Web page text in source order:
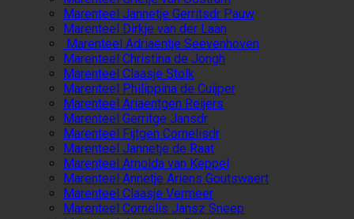
Marenteel Jannetje Gerritsdr Pauw
Marenteel Dirkje van der Laan
Marenteel Adriaentje Seevenhoven
Marenteel Christina de Jongh
Marenteel Claasje Stolk
Marenteel Philippina de Cuijper
Marenteel Ariaentgen Reijers
Marenteel Gerritge Jansdr
Marenteel Fijtgen Cornelisdr
Marenteel Jannetje de Raat
Marenteel Arnolda van Keppel
Marenteel Annetje Ariens Goutswaert
Marenteel Claasje Vermeer
Marenteel Cornelis Jansz Sneep